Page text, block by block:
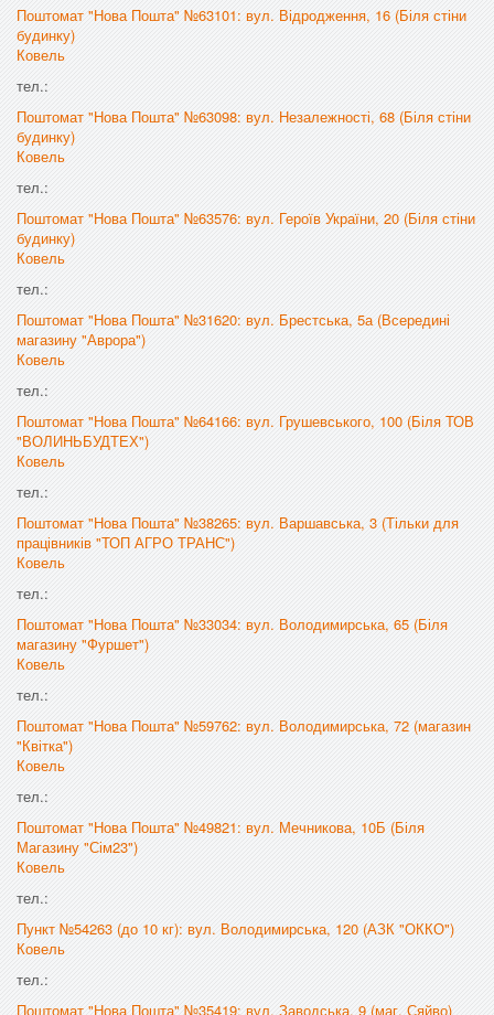
Поштомат "Нова Пошта" №63101: вул. Відродження, 16 (Біля стіни
будинку)
Ковель
тел.:
Поштомат "Нова Пошта" №63098: вул. Незалежності, 68 (Біля стіни
будинку)
Ковель
тел.:
Поштомат "Нова Пошта" №63576: вул. Героїв України, 20 (Біля стіни
будинку)
Ковель
тел.:
Поштомат "Нова Пошта" №31620: вул. Брестська, 5а (Всередині
магазину "Аврора")
Ковель
тел.:
Поштомат "Нова Пошта" №64166: вул. Грушевського, 100 (Біля ТОВ
"ВОЛИНЬБУДТЕХ")
Ковель
тел.:
Поштомат "Нова Пошта" №38265: вул. Варшавська, 3 (Тільки для
працівників "ТОП АГРО ТРАНС")
Ковель
тел.:
Поштомат "Нова Пошта" №33034: вул. Володимирська, 65 (Біля
магазину "Фуршет")
Ковель
тел.:
Поштомат "Нова Пошта" №59762: вул. Володимирська, 72 (магазин
"Квітка")
Ковель
тел.:
Поштомат "Нова Пошта" №49821: вул. Мечникова, 10Б (Біля
Магазину "Сім23")
Ковель
тел.:
Пункт №54263 (до 10 кг): вул. Володимирська, 120 (АЗК "ОККО")
Ковель
тел.:
Поштомат "Нова Пошта" №35419: вул. Заводська, 9 (маг. Сяйво)